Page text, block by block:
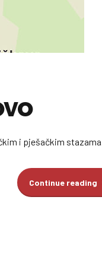
i pješačkim stazama.
Continue reading